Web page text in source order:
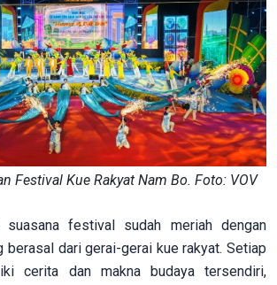
Festival Kue Rakyat Nam Bo. Foto: VOV
festival sudah meriah dengan
berasal dari gerai-gerai kue rakyat. Setiap
cerita dan makna budaya tersendiri,